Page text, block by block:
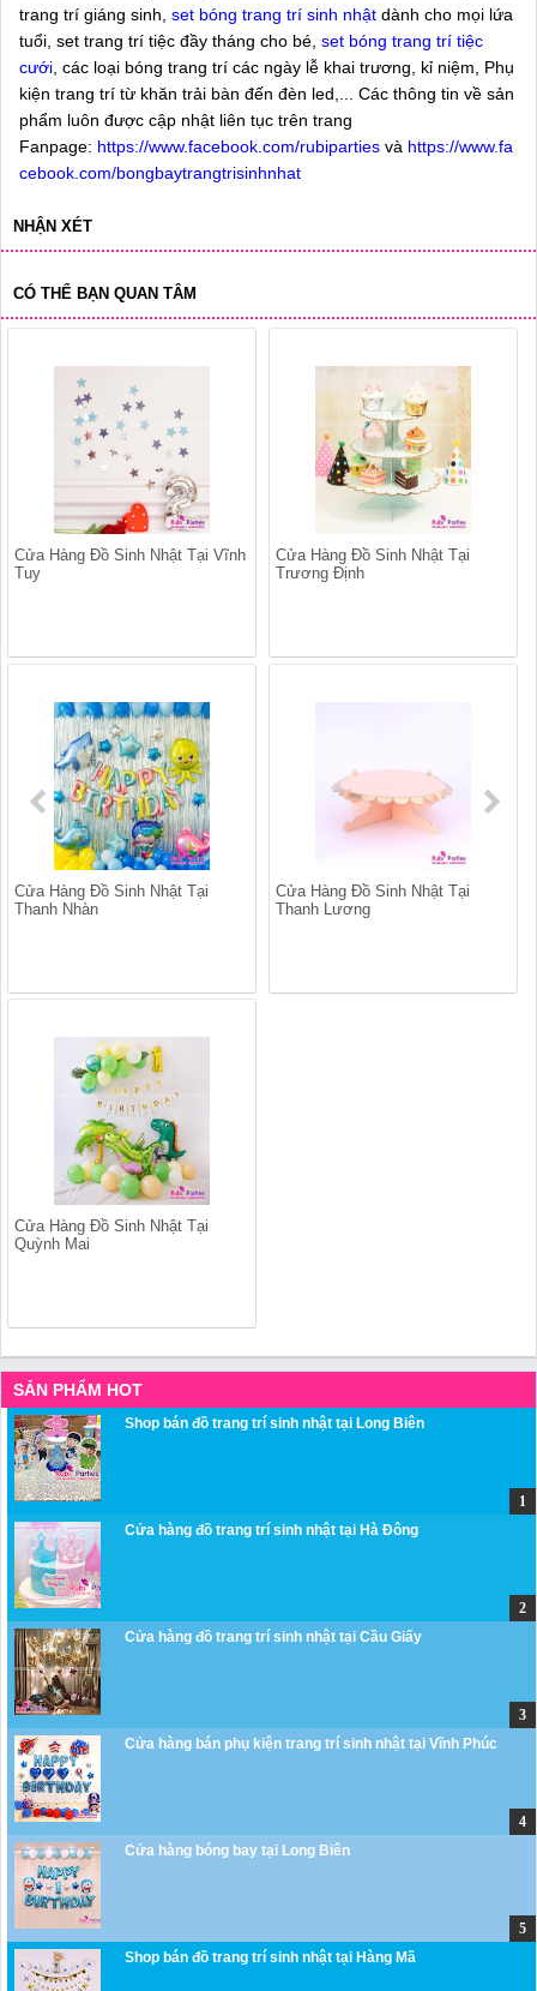
trang trí giáng sinh, set bóng trang trí sinh nhật dành cho mọi lứa
tuổi, set trang trí tiệc đầy tháng cho bé, set bóng trang trí tiệc
cưới , các loại bóng trang trí các ngày lễ khai trương, kỉ niệm, Phụ
kiện trang trí từ khăn trải bàn đến đèn led,... Các thông tin về sản
phẩm luôn được cập nhật liên tục trên trang
Fanpage: https://www.facebook.com/rubiparties và https://www.fa
cebook.com/bongbaytrangtrisinhnhat
NHẬN XÉT
CÓ THỂ BẠN QUAN TÂM
Cửa Hàng Đồ Sinh Nhật Tại Vĩnh
Tuy
Cửa Hàng Đồ Sinh Nhật Tại
Trương Định
Cửa Hàng Đồ Sinh Nhật Tại
Thanh Nhàn
Cửa Hàng Đồ Sinh Nhật Tại
Thanh Lương
Cửa Hàng Đồ Sinh Nhật Tại
Quỳnh Mai
SẢN PHẨM HOT
Shop bán đồ trang trí sinh nhật tại Long Biên
Cửa hàng đồ trang trí sinh nhật tại Hà Đông
Cửa hàng đồ trang trí sinh nhật tại Cầu Giấy
Cửa hàng bán phụ kiện trang trí sinh nhật tại Vĩnh Phúc
Cửa hàng bóng bay tại Long Biên
Shop bán đồ trang trí sinh nhật tại Hàng Mã